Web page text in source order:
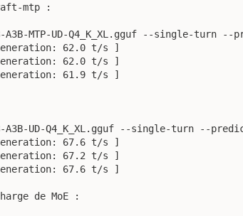
mtp :
A3B-MTP-UD-Q4_K_XL.gguf --single-turn
62.0 t/s ]
62.0 t/s ]
61.9 t/s ]
A3B-UD-Q4_K_XL.gguf --single-turn --
67.6 t/s ]
67.2 t/s ]
67.6 t/s ]
de MoE :